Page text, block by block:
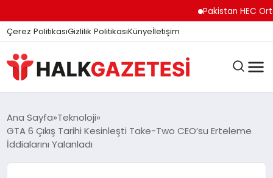
Pakistan HEC Orta
Çerez PolitikasıGizlilik PolitikasıKünyeİletişim
DÜNYA
EĞITIM
Ana Sayfa Teknoloji
GTA 6 Çıkış Tarihi Kesinleşti Take-Two CEO’su Erteleme
İddialarını Yalanladı